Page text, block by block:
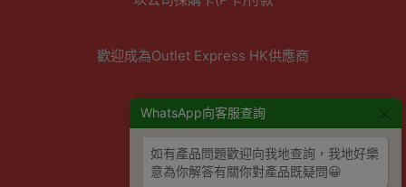
WhatsApp向客服查詢
如有產品問題歡迎向我地查詢，我地好樂
意為你解答有關你對產品既疑問😀
歡迎成為Outlet Express HK供應商
其他資訊
隱私權及條款聲明
保養條款及更換政策